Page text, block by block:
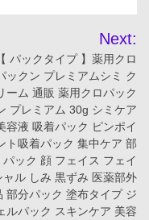
Next:
【 パックタイプ 】薬用クロ
ックン プレミアムシミ ク
ーム 通販 薬用クロパック
プレミアム 30g シミケア
容液 吸着パック ピンポイ
ト吸着パック 集中ケア 部
パック 顔 フェイス フェイ
ャル しみ 黒ずみ 医薬部外
部分パック 塗布タイプ ジ
ルパック スキンケア 美容